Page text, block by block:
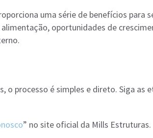
uma série de benefícios para
oportunidades de
o processo é simples e direto. Siga as
” no site oficial da Mills Estruturas.